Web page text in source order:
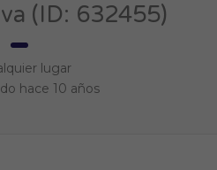
(ID: 632455)
lugar
hace 10 años